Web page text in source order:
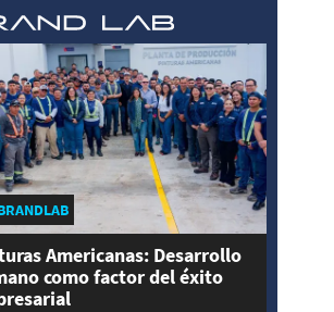
Americanas: Desarrollo
como factor del éxito